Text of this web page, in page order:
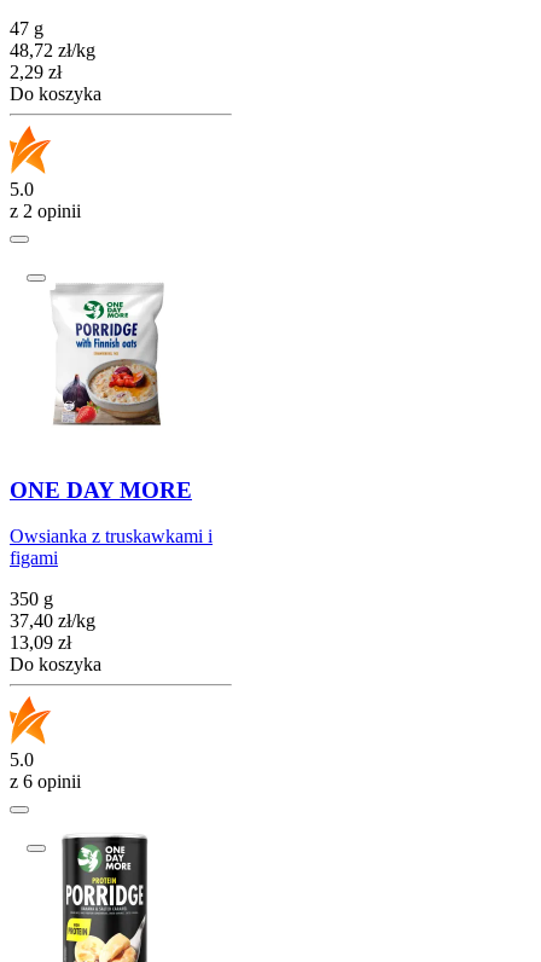
47 g
48,72 zł/kg
Cena
2,29 zł
Do koszyka
5.0
z 2 opinii
ONE DAY MORE
Owsianka z truskawkami i
figami
350 g
37,40 zł/kg
Cena
13,09 zł
Do koszyka
5.0
z 6 opinii